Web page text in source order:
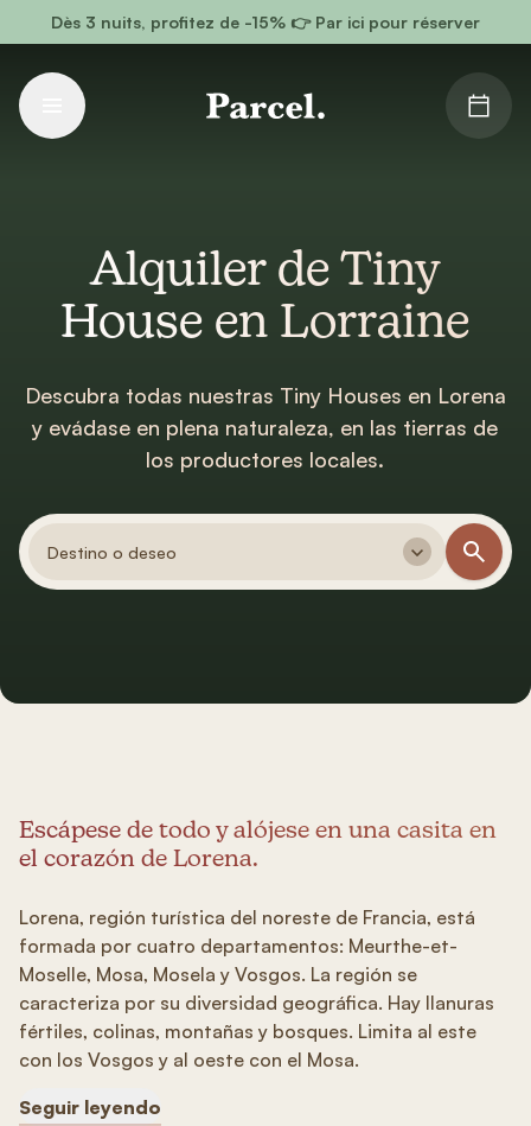
Ir al contenido principal
Dès 3 nuits, profitez de -15% 👉 Par ici pour réserver
Alquiler de Tiny
House en Lorraine
Descubra todas nuestras Tiny Houses en Lorena
y evádase en plena naturaleza, en las tierras de
los productores locales.
Destino o deseo
Escápese de todo y alójese en una casita en
el corazón de Lorena.
Lorena, región turística del noreste de Francia, está
formada por cuatro departamentos: Meurthe-et-
Moselle, Mosa, Mosela y Vosgos. La región se
caracteriza por su diversidad geográfica. Hay llanuras
fértiles, colinas, montañas y bosques. Limita al este
con los Vosgos y al oeste con el Mosa.
Seguir leyendo